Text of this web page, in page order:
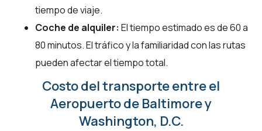
tiempo de viaje.
Coche de alquiler: El tiempo estimado es de 60 a
80 minutos. El tráfico y la familiaridad con las rutas
pueden afectar el tiempo total.
Costo del transporte entre el
Aeropuerto de Baltimore y
Washington, D.C.